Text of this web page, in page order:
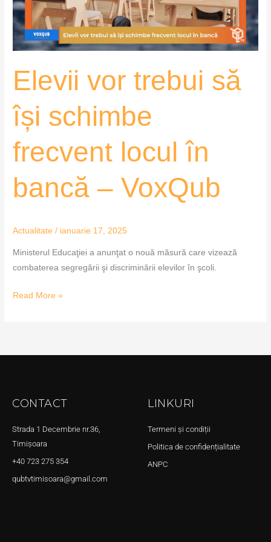
Elevii vor trebui să
își schimbe
frecvent locul în
bancă – VoxQub
Actualitate / ianuarie 17, 2025
Ministerul Educaţiei a anunţat o nouă măsură care vizează
combaterea segregării şi discriminării elevilor în şcoli.
frecvent
locul
–
VoxQub
Read More »
CONTACT
Strada 1 Decembrie nr.36,
Timișoara
+40 723 275 354
qubtvtimisoara@gmail.com
LINKURI
Termeni și condiții
Politica de confidențialitate
ANPC